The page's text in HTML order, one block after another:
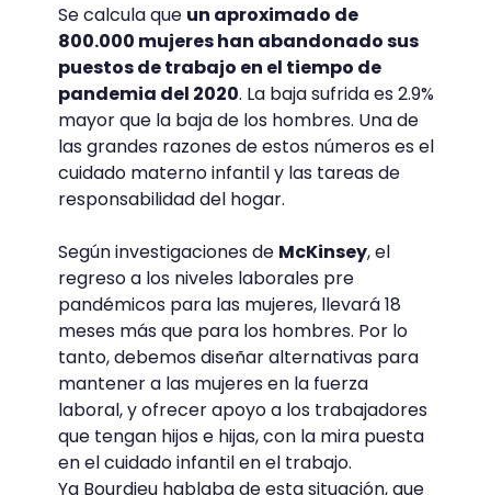
Se calcula que un aproximado de
800.000 mujeres han abandonado sus
puestos de trabajo en el tiempo de
pandemia del 2020. La baja sufrida es 2.9%
mayor que la baja de los hombres. Una de
las grandes razones de estos números es el
cuidado materno infantil y las tareas de
responsabilidad del hogar.
Según investigaciones de McKinsey, el
regreso a los niveles laborales pre
pandémicos para las mujeres, llevará 18
meses más que para los hombres. Por lo
tanto, debemos diseñar alternativas para
mantener a las mujeres en la fuerza
laboral, y ofrecer apoyo a los trabajadores
que tengan hijos e hijas, con la mira puesta
en el cuidado infantil en el trabajo.
Ya Bourdieu hablaba de esta situación, que